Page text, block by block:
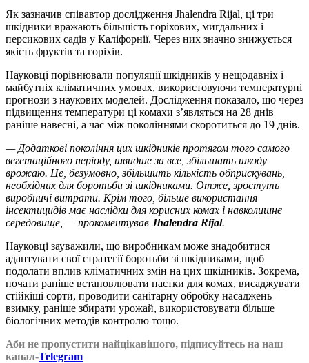
Як зазначив співавтор дослідження Jhalendra Rijal, ці три
шкідники вражають більшість горіхових, мигдальних і
персикових садів у Каліфорнії. Через них значно знижується
якість фруктів та горіхів.
Науковці порівнювали популяції шкідників у нещодавніх і
майбутніх кліматичних умовах, використовуючи температурні
прогнози з наукових моделей. Дослідження показало, що через
підвищення температури ці комахи з’являться на 28 днів
раніше навесні, а час між поколіннями скоротиться до 19 днів.
— Додаткові покоління цих шкідників протягом того самого
вегетаційного періоду, швидше за все, збільшать шкоду
врожаю. Це, безумовно, збільшить кількість обприскувань,
необхідних для боротьби зі шкідниками. Отже, зростуть
виробничі витрати. Крім того, більше використання
інсектицидів має наслідки для корисних комах і навколишнє
середовище, — прокоментував Jhalendra Rijal.
Науковці зауважили, що виробникам може знадобитися
адаптувати свої стратегії боротьби зі шкідниками, щоб
подолати вплив кліматичних змін на цих шкідників. Зокрема,
почати раніше встановлювати пастки для комах, висаджувати
стійкіші сорти, проводити санітарну обробку насаджень
взимку, раніше збирати урожай, використовувати більше
біологічних методів контролю тощо.
Аби не пропустити найцікавішого, підписуйтесь на наш
канал-Telegram